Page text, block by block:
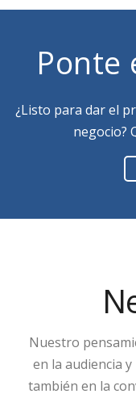
Ponte
¿Listo para dar el
negocio?
Nuestro
en la audiencia
también en la